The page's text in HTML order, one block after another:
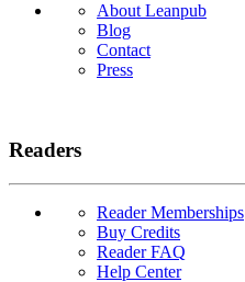
About Leanpub
Blog
Contact
Press
Readers
Reader Memberships
Buy Credits
Reader FAQ
Help Center